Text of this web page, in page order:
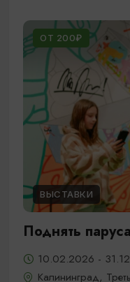
ОТ 200₽
ВЫСТАВКИ
Поднять
10.02.2026 -
Калининград,